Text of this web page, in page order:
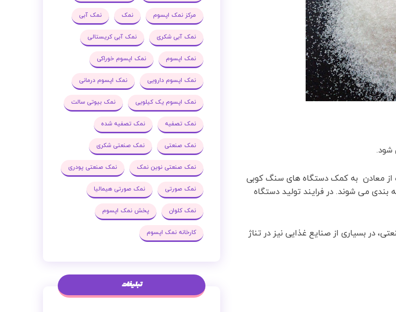
شود.
معادن به کمک دستگاه های سنگ کوبی
می شوند. در فرایند تولید دستگاه
صنعتی، در بسیاری از صنایع غذایی نیز در تناژ
مرکز نمک اپسوم نمک نمک آبی
نمک آبی شکری نمک آبی کریستالی
نمک اپسوم نمک اپسوم خوراکی
نمک اپسوم دارویی نمک اپسوم درمانی
نمک اپسوم یک کیلویی نمک بیوتی سالت
نمک تصفیه نمک تصفیه شده
نمک صنعتی نمک صنعتی شکری
نمک صنعتی نوین نمک نمک صنعتی پودری
نمک صورتی نمک صورتی هیمالیا
نمک کلوان پخش نمک اپسوم
کارخانه نمک اپسوم
تبلیغات